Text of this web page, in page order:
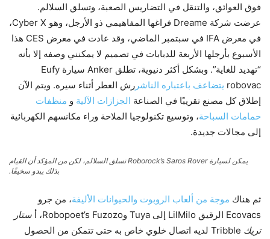
فوق العوائق، والتنقل في التضاريس الصعبة، وتسلق السلالم.
عرضت شركة Dreame فراغها المفاهيمي ذو الأرجل، وهو Cyber ​​X،
في معرض IFA في سبتمبر الماضي، وقد عادت في معرض CES هذا
الأسبوع بأرجلها الأربعة للدبابات في تصميم لا يمكنني وصفه إلا بأنه
“تهديد للغاية”. وبشكل أكثر دنيوية، تطلق Anker سيارة Eufy
robovac يتضاعف باعتباره الناشر ‎رش العطر أثناء سيره. ويتم الآن
إطلاق كل مصنع تقريبًا في الصناعة الجزازات الآلية و منظفات
حمامات السباحة، وتوسيع تكنولوجيا الملاحة وراء مكانسهم الكهربائية
إلى مجالات جديدة.
يمكن لسيارة Roborock’s Saros Rover تسلق السلالم، لكن من المؤكد أن القيام
بذلك يبدو سخيفًا.
ثم هناك موجة من ألعاب الروبوت والحيوانات الأليفة، من جرو
Ecovacs الرقيق LilMilo إلى Tuya وRobopoet’s Fuzozo، أ
ستار
تريك
Tribble لديه اتصال خلوي خاص به حتى تتمكن من الحصول